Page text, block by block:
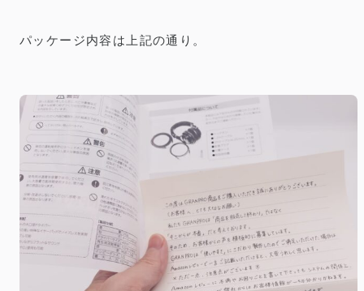
パッケージ内容は上記の通り。